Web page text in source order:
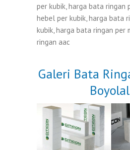
per kubik, harga bata ringan
hebel per kubik, harga bata
kubik, harga bata ringan per
ringan aac
Galeri Bata